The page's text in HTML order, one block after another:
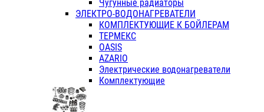
Чугунные радиаторы
ЭЛЕКТРО-ВОДОНАГРЕВАТЕЛИ
КОМПЛЕКТУЮЩИЕ К БОЙЛЕРАМ
ТЕРМЕКС
OASIS
AZARIO
Электрические водонагреватели
Комплектующие